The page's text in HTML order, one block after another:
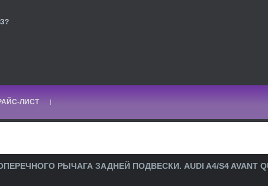
ЛИСТ
РЫЧАГА ЗАДНЕЙ ПОДВЕСКИ. AUDI A4/S4 AVANT